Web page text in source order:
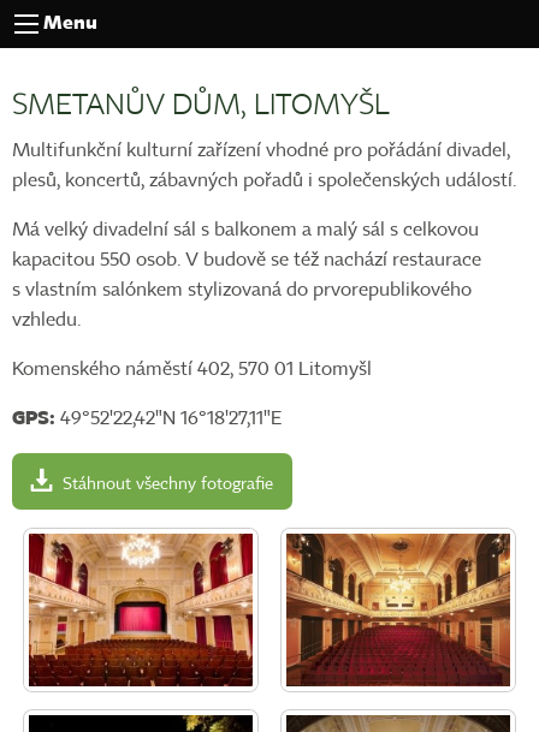
Menu
SMETANŮV DŮM, LITOMYŠL
Multifunkční kulturní zařízení vhodné pro pořádání divadel,
plesů, koncertů, zábavných pořadů i společenských událostí.
Má velký divadelní sál s balkonem a malý sál s celkovou
kapacitou 550 osob. V budově se též nachází restaurace
s vlastním salónkem stylizovaná do prvorepublikového
vzhledu.
Komenského náměstí 402, 570 01 Litomyšl
GPS: 49°52'22,42"N 16°18'27,11"E
Stáhnout všechny fotografie